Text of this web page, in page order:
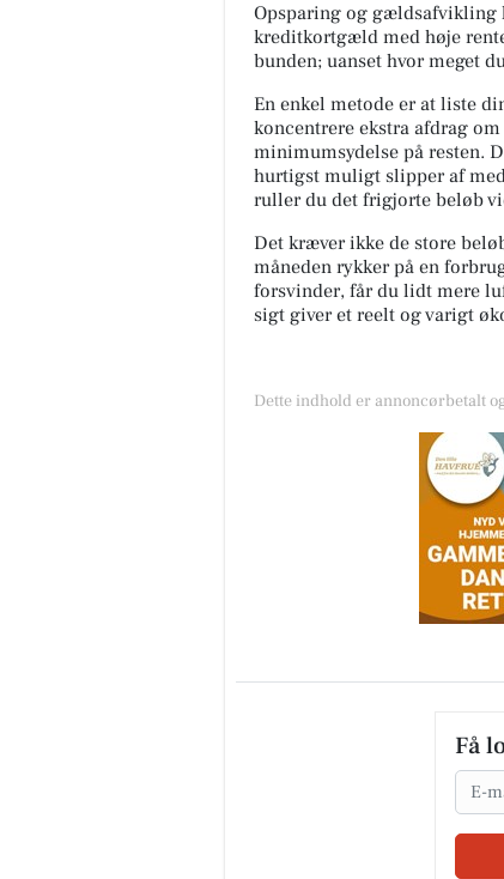
Opsparing og gældsafvikling
kreditkortgæld med høje
bunden; uanset hvor meget
En enkel metode er at liste
koncentrere ekstra afdrag
minimumsydelse på resten.
hurtigst muligt slipper af
ruller du det frigjorte beløb
Det kræver ikke de store
måneden rykker på en
forsvinder, får du lidt mere
sigt giver et reelt og varigt
Dette indhold er annoncørbetalt
Få
Email